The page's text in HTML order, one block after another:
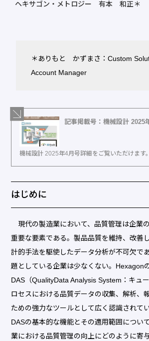
ヘキサゴン・メトロジー 有本 和正＊
＊ありもと かずまさ：Custom
Account Manager
記事掲載号：機械設計 2025
機械設計 2025年4月号詳細をご覧いただけます。
はじめに
現代の製造業において、品質管理は企業
重要な要素である。製品品質を維持、改善
計的手法を駆使したデータ分析が不可欠で
題としている企業は少なくない。Hexagon
DAS（QualityData Analysis System：キュ
ロセスにおける品質データの収集、解析、
ための強力なツールとして広く認識されて
DASの基本的な機能とその適用範囲につい
業における品質管理の向上にどのように寄